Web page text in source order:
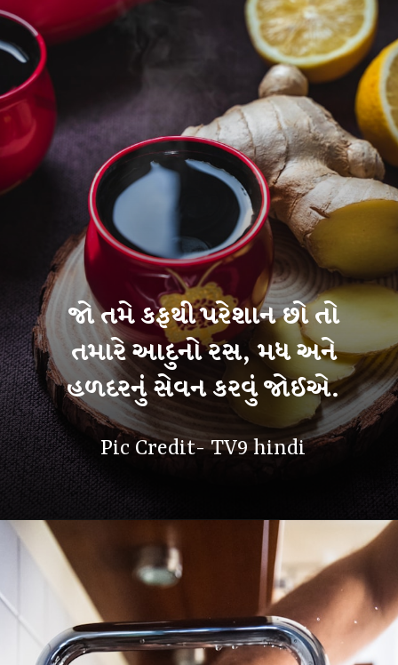
જો તમે કફથી પરેશાન છો તો
તમારે આદુનો રસ, મધ અને
હળદરનું સેવન કરવું જોઈએ.
Pic Credit- TV9 hindi